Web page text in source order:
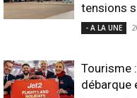
tensions
- A LA UNE
Tourisme
débarque